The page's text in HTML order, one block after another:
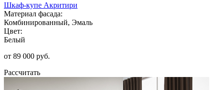
Шкаф-купе Акритири
Материал фасада:
Комбинированный, Эмаль
Цвет:
Белый
от 89 000 руб.
Рассчитать